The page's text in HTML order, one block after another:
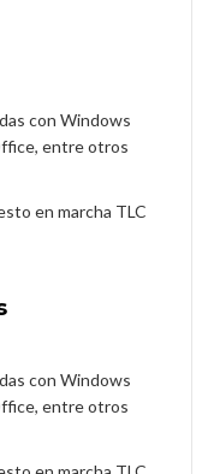
con Windows
entre otros
en marcha TLC
con Windows
entre otros